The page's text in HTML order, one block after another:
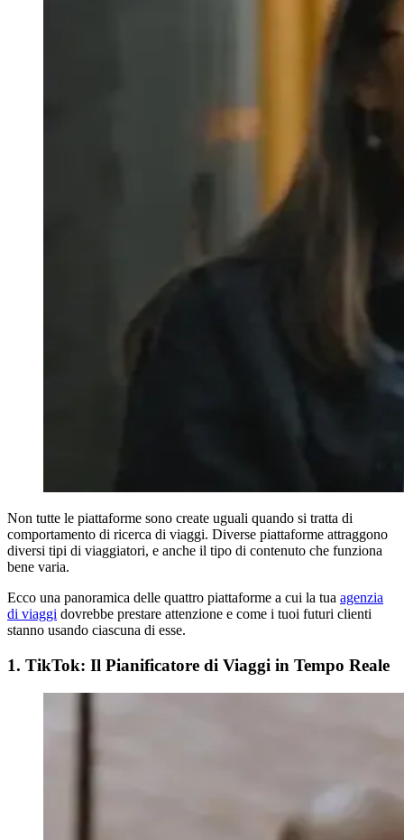
Non tutte le piattaforme sono create uguali quando si tratta di
comportamento di ricerca di viaggi. Diverse piattaforme attraggono
diversi tipi di viaggiatori, e anche il tipo di contenuto che funziona
bene varia.
Ecco una panoramica delle quattro piattaforme a cui la tua agenzia
di viaggi dovrebbe prestare attenzione e come i tuoi futuri clienti
stanno usando ciascuna di esse.
1. TikTok: Il Pianificatore di Viaggi in Tempo Reale